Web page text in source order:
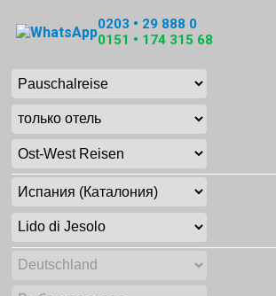
0203 • 29 888 0
0151 • 174 315 68